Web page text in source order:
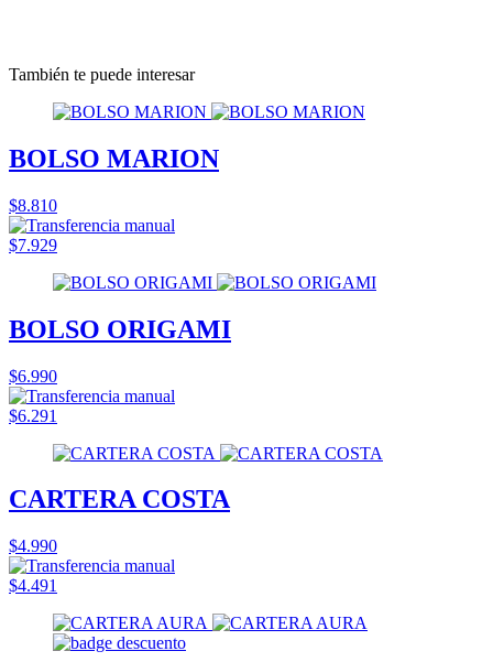
También te puede interesar
BOLSO MARION
$8.810
$7.929
BOLSO ORIGAMI
$6.990
$6.291
CARTERA COSTA
$4.990
$4.491